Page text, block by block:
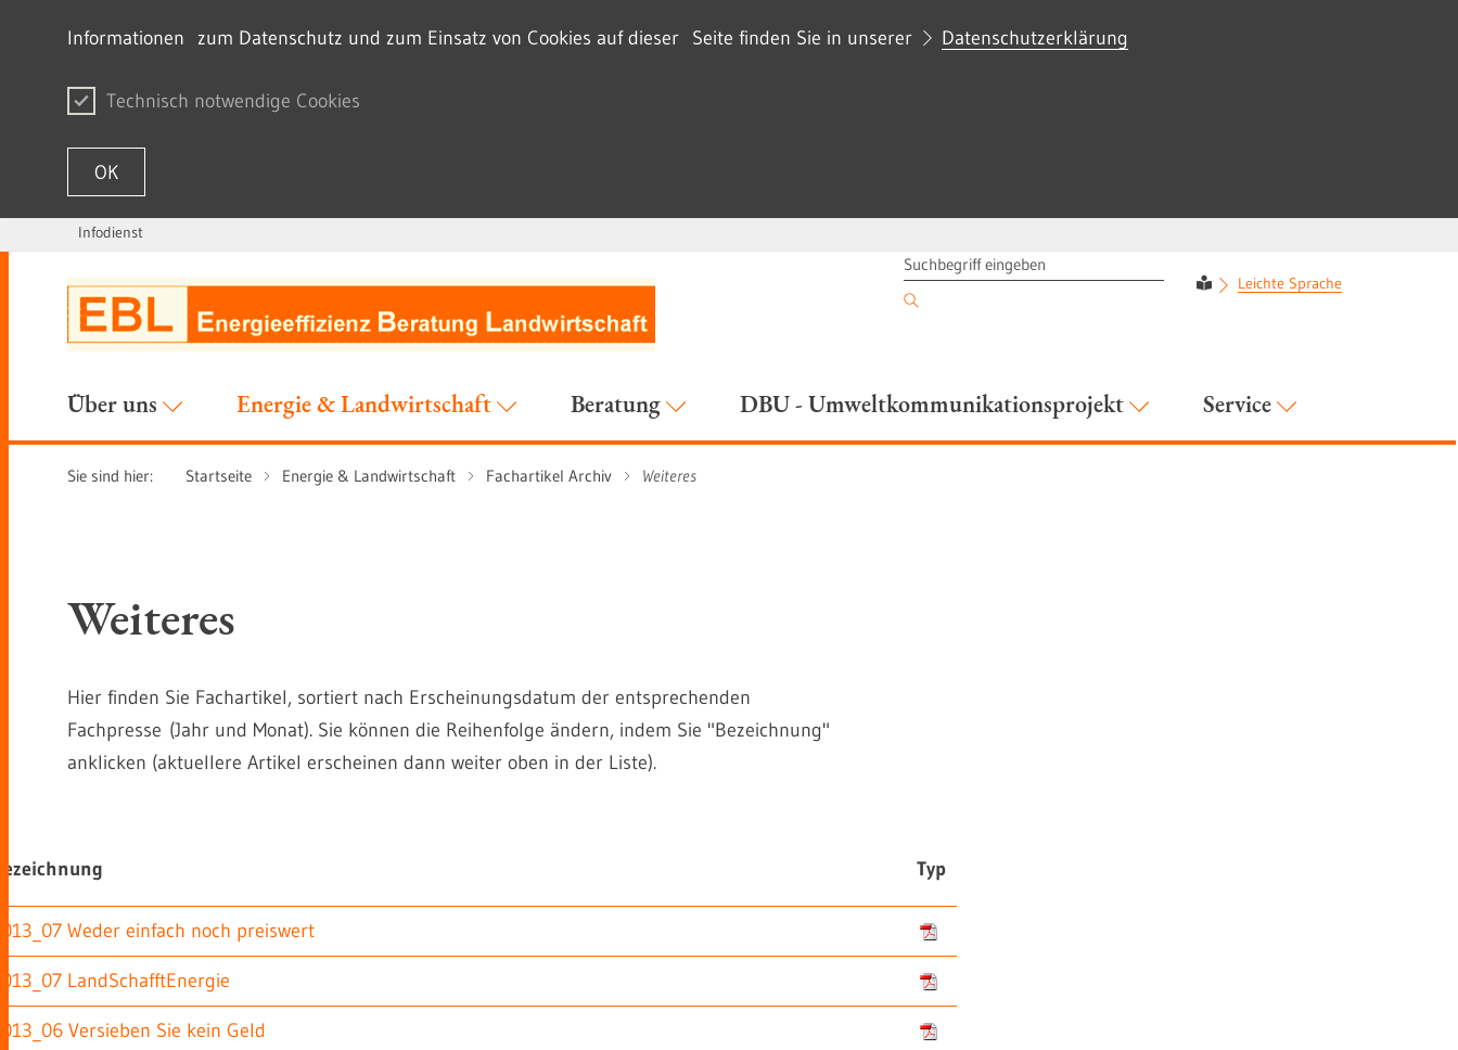
Informationen zum Datenschutz und zum Einsatz von Cookies auf dieser Seite finden Sie in unserer Datenschutzerklärung
Technisch notwendige Cookies
OK
Zum Inhalt springen
Infodienst
SUCHBEGRIFF
Leichte Sprache
Über uns Energie & Landwirtschaft Beratung DBU - Umweltkommunikationsprojekt Service
Sie sind hier: Startseite Energie & Landwirtschaft Fachartikel Archiv Weiteres
Weiteres
Hier finden Sie Fachartikel, sortiert nach Erscheinungsdatum der entsprechenden
Fachpresse (Jahr und Monat). Sie können die Reihenfolge ändern, indem Sie "Bezeichnung"
anklicken (aktuellere Artikel erscheinen dann weiter oben in der Liste).
Typ
Weder einfach noch preiswert
LandSchafftEnergie
Versieben Sie kein Geld